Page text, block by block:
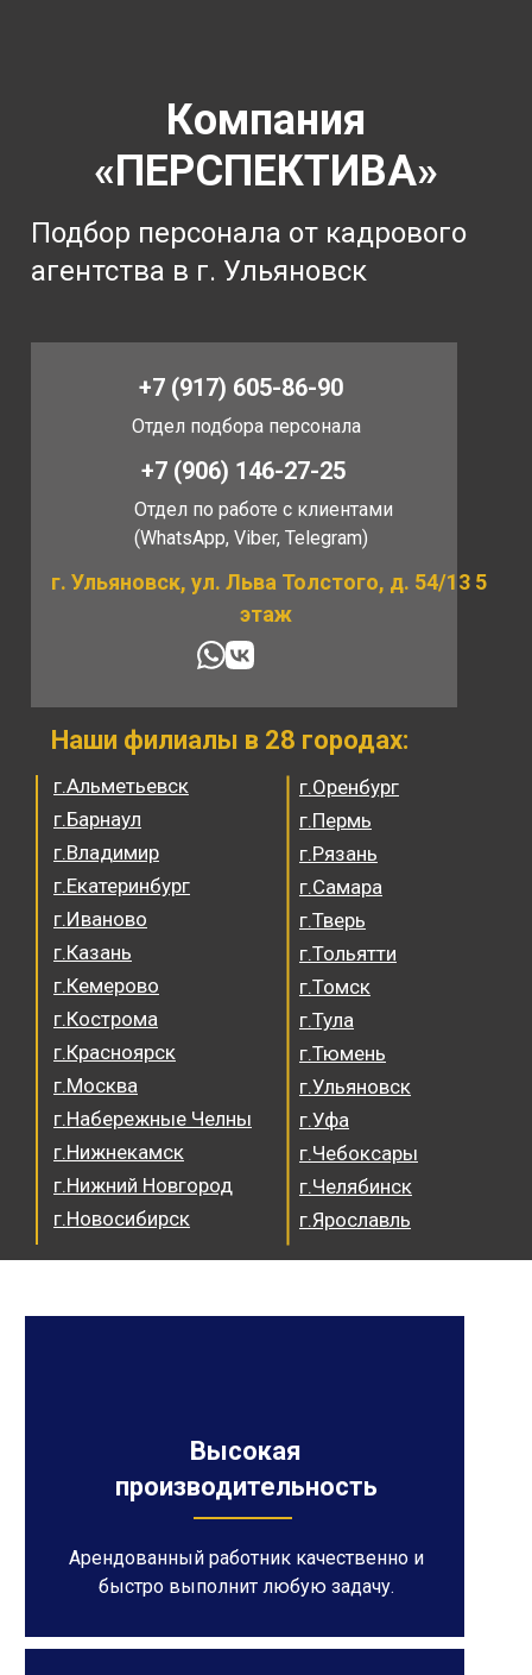
г.Оренбург
г.Пермь
г.Рязань
г.Самара
г.Тверь
г.Тольятти
г.Томск
г.Тула
г.Тюмень
г.Ульяновск
г.Уфа
г.Чебоксары
г.Челябинск
г.Ярославль
г.Альметьевск
г.Барнаул
г.Владимир
г.Екатеринбург
г.Иваново
г.Казань
г.Кемерово
г.Кострома
г.Красноярск
г.Москва
г.Набережные Челны
г.Нижнекамск
г.Нижний Новгород
г.Новосибирск
Наши филиалы в 28 городах:
Высокая
производительность
Арендованный работник качественно и
быстро выполнит любую задачу.
Отдел по работе с клиентами
(WhatsApp, Viber, Telegram)
+7 (906) 146-27-25
Отдел подбора персонала
+7 (917) 605-86-90
г. Ульяновск, ул. Льва Толстого, д. 54/13 5
этаж
Подбор персонала от кадрового
агентства в г. Ульяновск
Компания
«ПЕРСПЕКТИВА»